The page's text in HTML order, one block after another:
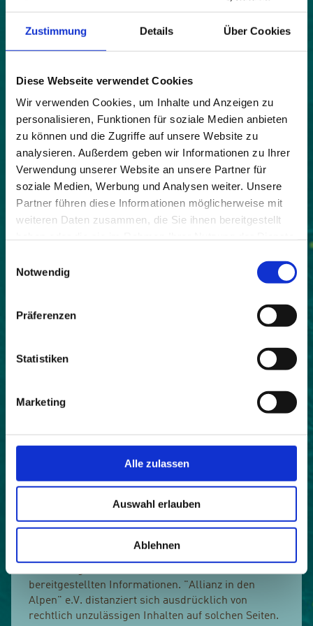
Zustimmung Details Über Cookies
Diese Webseite verwendet Cookies
Wir verwenden Cookies, um Inhalte und Anzeigen zu
personalisieren, Funktionen für soziale Medien anbieten
zu können und die Zugriffe auf unsere Website zu
analysieren. Außerdem geben wir Informationen zu Ihrer
Verwendung unserer Website an unsere Partner für
soziale Medien, Werbung und Analysen weiter. Unsere
Partner führen diese Informationen möglicherweise mit
weiteren Daten zusammen, die Sie ihnen bereitgestellt
Notwendig
Präferenzen
Statistiken
Marketing
Alle zulassen
Auswahl erlauben
Ablehnen
Kontakt
Copyright Bilder
Das Copyright ist bei den Bildern vermerkt. Die
Weiterverwendung von Bildern bedarf des
Einverständnisses des jeweils vermerkten
Bildeigentümers und ist nur unter Erwähnung der
Copyrightangaben zulässig.
Haftungsausschluss
Alle auf diesen Internetseiten angebotenen Beiträge
Fehler nicht völlig auszuschließen. Daher erfolgen
alle Angaben ohne jegliche Verpflichtung oder
Haftung für etwa vorhandene inhaltliche
"Allianz in den Alpen" e.V. gestattet die Übernahme
"Allianz in den Alpen" e.V. bietet im Rahmen seiner
Angebote, sondern auch Links/ Verweise auf
fremde Inhalte an. "Allianz in den Alpen" e.V. hat
verknüpfter fremder www - Seiten und übernimmt
somit auch keinerlei Haftung für die Inhalte dieser
Seiten. "Allianz in den Alpen" e.V. übernimmt keine
bereitgestellten Informationen. "Allianz in den
Alpen" e.V. distanziert sich ausdrücklich von
rechtlich unzulässigen Inhalten auf solchen Seiten.